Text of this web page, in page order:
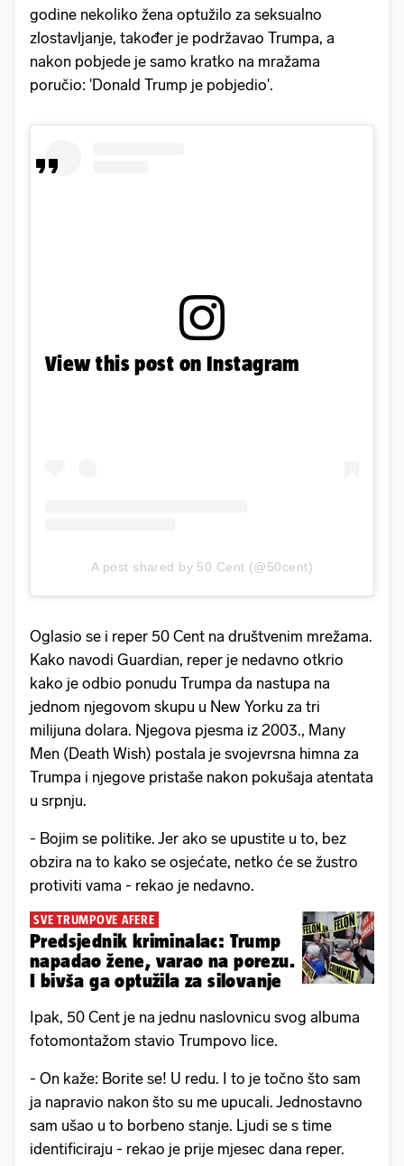
godine nekoliko žena optužilo za seksualno
zlostavljanje, također je podržavao Trumpa, a
nakon pobjede je samo kratko na mražama
poručio: 'Donald Trump je pobjedio'.
View this post on Instagram
A post shared by 50 Cent (@50cent)
Oglasio se i reper 50 Cent na društvenim mrežama.
Kako navodi Guardian, reper je nedavno otkrio
kako je odbio ponudu Trumpa da nastupa na
jednom njegovom skupu u New Yorku za tri
milijuna dolara. Njegova pjesma iz 2003., Many
Men (Death Wish) postala je svojevrsna himna za
Trumpa i njegove pristaše nakon pokušaja atentata
u srpnju.
- Bojim se politike. Jer ako se upustite u to, bez
obzira na to kako se osjećate, netko će se žustro
protiviti vama - rekao je nedavno.
SVE TRUMPOVE AFERE
Predsjednik kriminalac: Trump
napadao žene, varao na porezu.
I bivša ga optužila za silovanje
Ipak, 50 Cent je na jednu naslovnicu svog albuma
fotomontažom stavio Trumpovo lice.
- On kaže: Borite se! U redu. I to je točno što sam
ja napravio nakon što su me upucali. Jednostavno
sam ušao u to borbeno stanje. Ljudi se s time
identificiraju - rekao je prije mjesec dana reper.